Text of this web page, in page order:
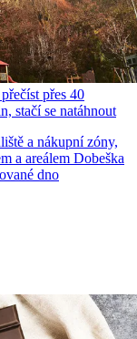
přes 40
stačí se natáhnout
a nákupní zóny,
a areálem Dobeška
dno